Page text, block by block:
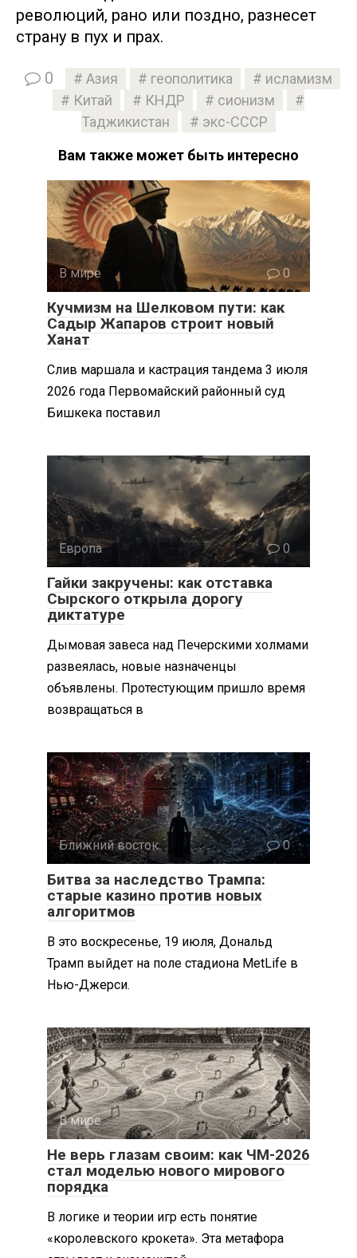
революций, рано или поздно, разнесет
страну в пух и прах.
0 Азия геополитика
исламизм
Китай
КНДР
сионизм
Таджикистан
экс-СССР
Вам также может быть интересно
В мире 0
Кучмизм на Шелковом пути: как
Садыр Жапаров строит новый
Ханат
Слив маршала и кастрация тандема 3 июля
2026 года Первомайский районный суд
Бишкека поставил
Европа 0
Гайки закручены: как отставка
Сырского открыла дорогу
диктатуре
Дымовая завеса над Печерскими холмами
развеялась, новые назначенцы
объявлены. Протестующим пришло время
возвращаться в
Ближний восток 0
Битва за наследство Трампа:
старые казино против новых
алгоритмов
В это воскресенье, 19 июля, Дональд
Трамп выйдет на поле стадиона MetLife в
Нью-Джерси.
В мире 0
Не верь глазам своим: как ЧМ-2026
стал моделью нового мирового
порядка
В логике и теории игр есть понятие
«королевского крокета». Эта метафора